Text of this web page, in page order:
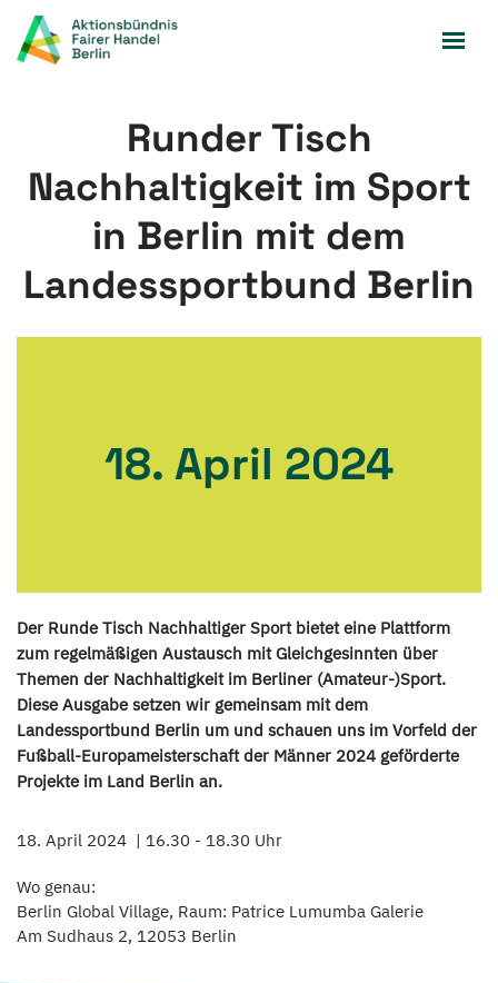
Zum
Runder Tisch
Nachhaltigkeit im Sport
in Berlin mit dem
Landessportbund Berlin
18. April 2024
Der Runde Tisch Nachhaltiger Sport bietet eine Plattform
zum regelmäßigen Austausch mit Gleichgesinnten über
Themen der Nachhaltigkeit im Berliner (Amateur-)Sport.
Diese Ausgabe setzen wir gemeinsam mit dem
Landessportbund Berlin um und schauen uns im Vorfeld der
Fußball-Europameisterschaft der Männer 2024 geförderte
Projekte im Land Berlin an.
18. April 2024 16.30 - 18.30 Uhr
Wo genau:
Berlin Global Village, Raum: Patrice Lumumba Galerie
Am Sudhaus 2, 12053 Berlin